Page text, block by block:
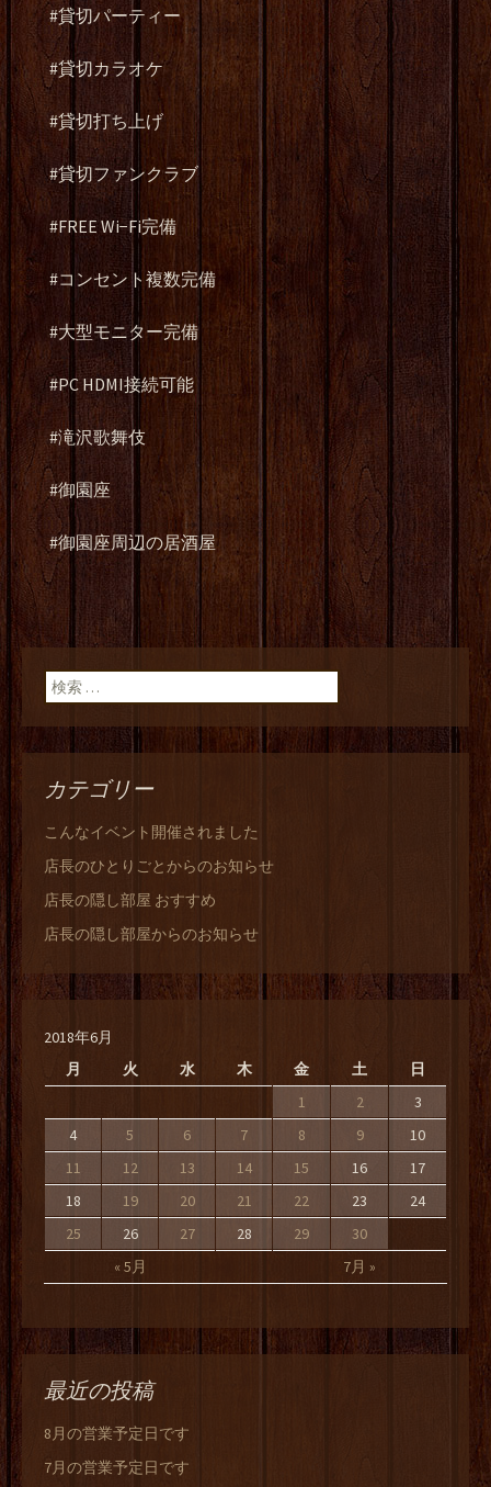
#貸切パーティー
#貸切カラオケ
#貸切打ち上げ
#貸切ファンクラブ
#FREE Wi−Fi完備
#コンセント複数完備
#大型モニター完備
#PC HDMI接続可能
#滝沢歌舞伎
#御園座
#御園座周辺の居酒屋
検索:
カテゴリー
こんなイベント開催されました
店長のひとりごとからのお知らせ
店長の隠し部屋 おすすめ
店長の隠し部屋からのお知らせ
2018年6月
月
火 水 木 金 土 日
« 5月 7月 »
1 2
3
4
5 6 7 8 9
10
11
12 13 14 15 16
17
18
19 20 21 22 23
24
25
26 27 28 29 30
最近の投稿
8月の営業予定日です
7月の営業予定日です